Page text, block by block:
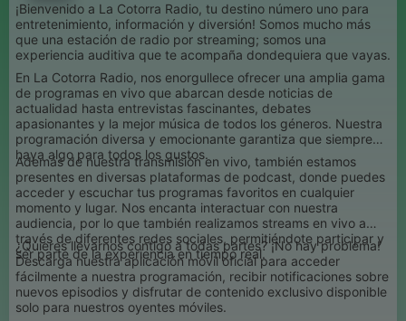
¡Bienvenido a La Cotorra Radio, tu destino número uno para
entretenimiento, información y diversión! Somos mucho más
que una estación de radio por streaming; somos una
experiencia auditiva que te acompaña dondequiera que vayas.
En La Cotorra Radio, nos enorgullece ofrecer una amplia gama
de programas en vivo que abarcan desde noticias de
actualidad hasta entrevistas fascinantes, debates
apasionantes y la mejor música de todos los géneros. Nuestra
programación diversa y emocionante garantiza que siempre
haya algo para todos los gustos.
Además de nuestra transmisión en vivo, también estamos
presentes en diversas plataformas de podcast, donde puedes
acceder y escuchar tus programas favoritos en cualquier
momento y lugar. Nos encanta interactuar con nuestra
audiencia, por lo que también realizamos streams en vivo a
través de diferentes redes sociales, permitiéndote participar y
ser parte de la experiencia en tiempo real.
¿Quieres llevarnos contigo a todas partes? ¡No hay problema!
Descarga nuestra aplicación móvil oficial para acceder
fácilmente a nuestra programación, recibir notificaciones sobre
nuevos episodios y disfrutar de contenido exclusivo disponible
solo para nuestros oyentes móviles.